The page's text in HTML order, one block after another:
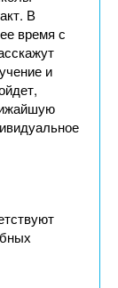
В
время с
и